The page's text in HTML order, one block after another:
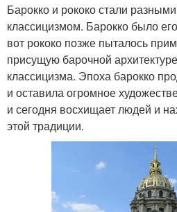
Барокко и рококо стали
классицизмом. Барокко было
вот рококо позже пыталось
присущую барочной
классицизма. Эпоха барокко
и оставила огромное
и сегодня восхищает людей и
этой традиции.